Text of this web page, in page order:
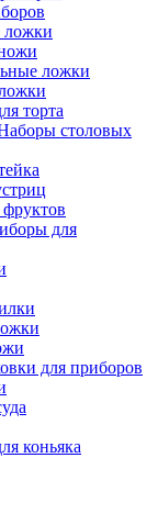
ложки
ложки
торта
столовых
для
для приборов
коньяка